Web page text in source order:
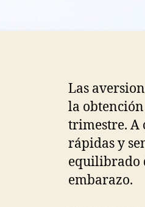
Las
la
trimestre. A
rápidas y
equilibrado
embarazo.